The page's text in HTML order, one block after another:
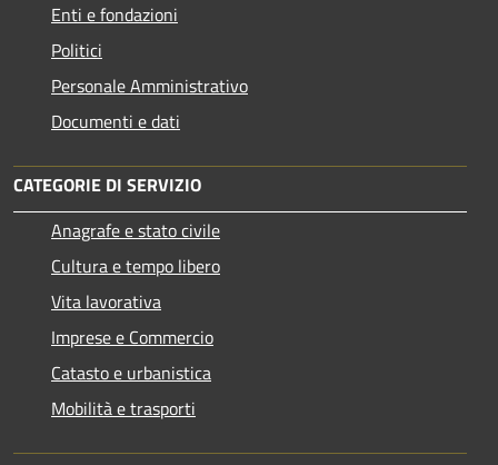
Enti e fondazioni
Politici
Personale Amministrativo
Documenti e dati
CATEGORIE DI SERVIZIO
Anagrafe e stato civile
Cultura e tempo libero
Vita lavorativa
Imprese e Commercio
Catasto e urbanistica
Mobilità e trasporti